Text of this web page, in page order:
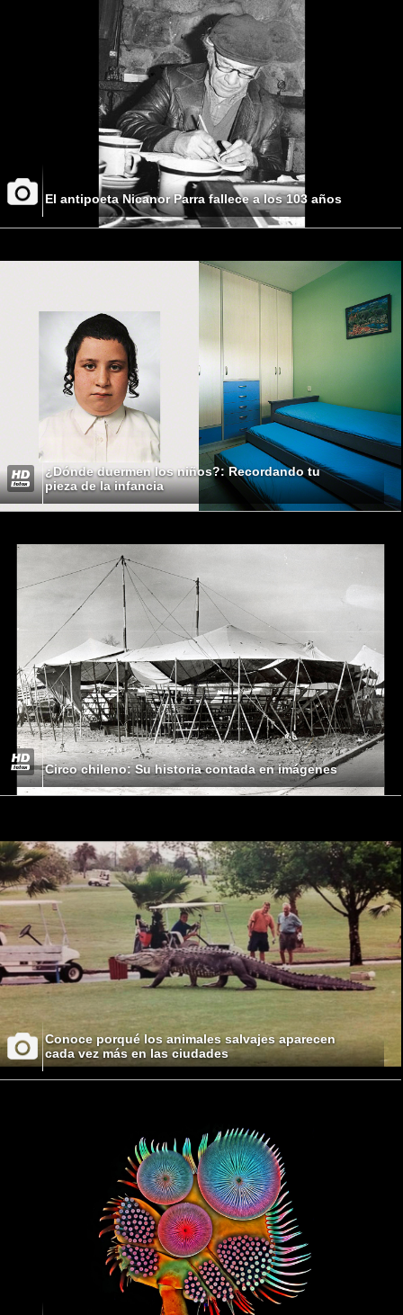
El antipoeta Nicanor Parra fallece a los 103 años
¿Dónde duermen los niños?: Recordando tu
pieza de la infancia
Circo chileno: Su historia contada en imágenes
Conoce porqué los animales salvajes aparecen
cada vez más en las ciudades